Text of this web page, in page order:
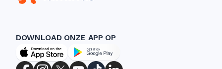
DOWNLOAD ONZE APP OP